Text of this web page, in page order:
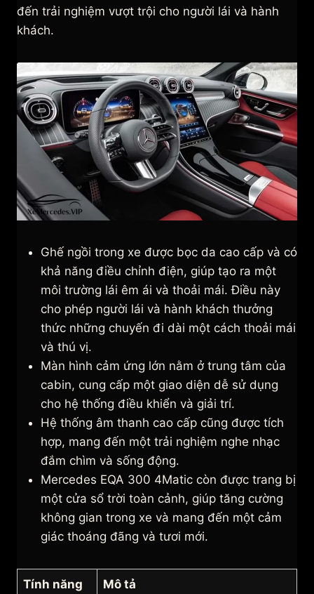
đến trải nghiệm vượt trội cho người lái và hành
khách.
Ghế ngồi trong xe được bọc da cao cấp và có
khả năng điều chỉnh điện, giúp tạo ra một
môi trường lái êm ái và thoải mái. Điều này
cho phép người lái và hành khách thưởng
thức những chuyến đi dài một cách thoải mái
và thú vị.
Màn hình cảm ứng lớn nằm ở trung tâm của
cabin, cung cấp một giao diện dễ sử dụng
cho hệ thống điều khiển và giải trí.
Hệ thống âm thanh cao cấp cũng được tích
hợp, mang đến một trải nghiệm nghe nhạc
đắm chìm và sống động.
Mercedes EQA 300 4Matic còn được trang bị
một cửa sổ trời toàn cảnh, giúp tăng cường
không gian trong xe và mang đến một cảm
giác thoáng đãng và tươi mới.
Tính năng Mô tả